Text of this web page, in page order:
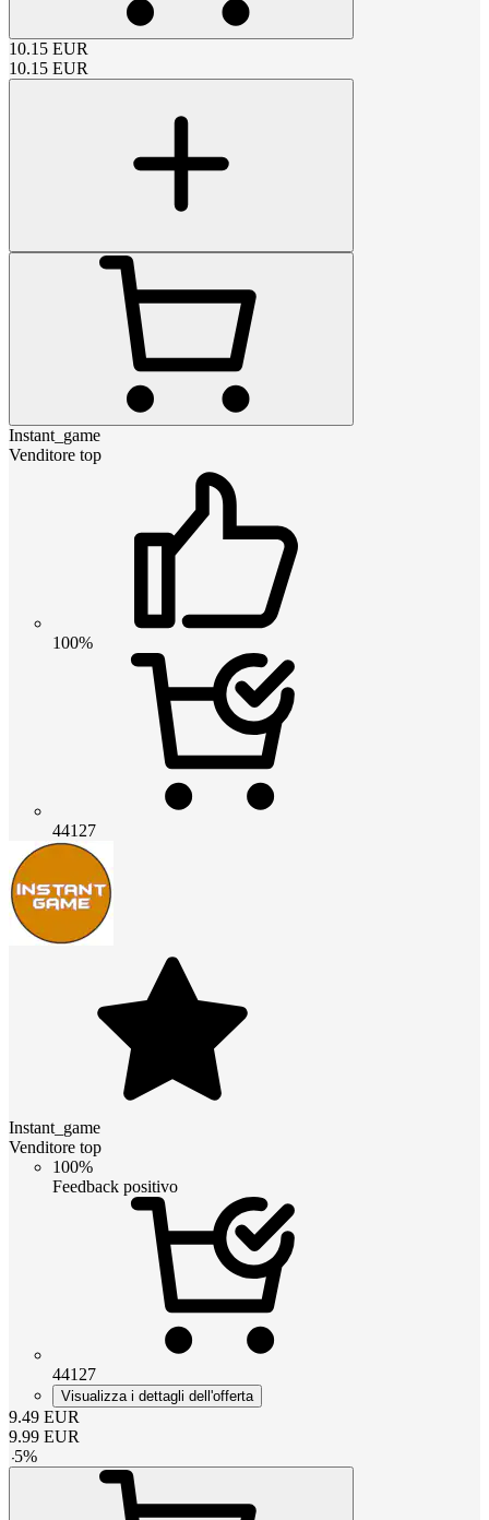
10.15 EUR
10.15 EUR
Instant_game
Venditore top
100%
44127
Instant_game
Venditore top
100%
Feedback positivo
44127
Visualizza i dettagli dell'offerta
9.49 EUR
9.99 EUR
-5%